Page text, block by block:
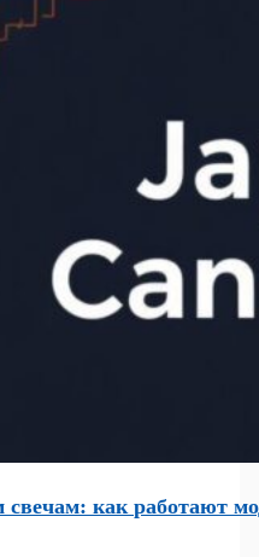
свечам: как работают